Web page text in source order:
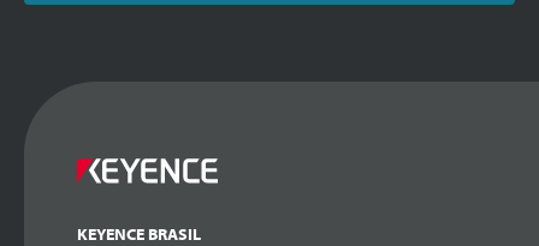
KEYENCE BRASIL